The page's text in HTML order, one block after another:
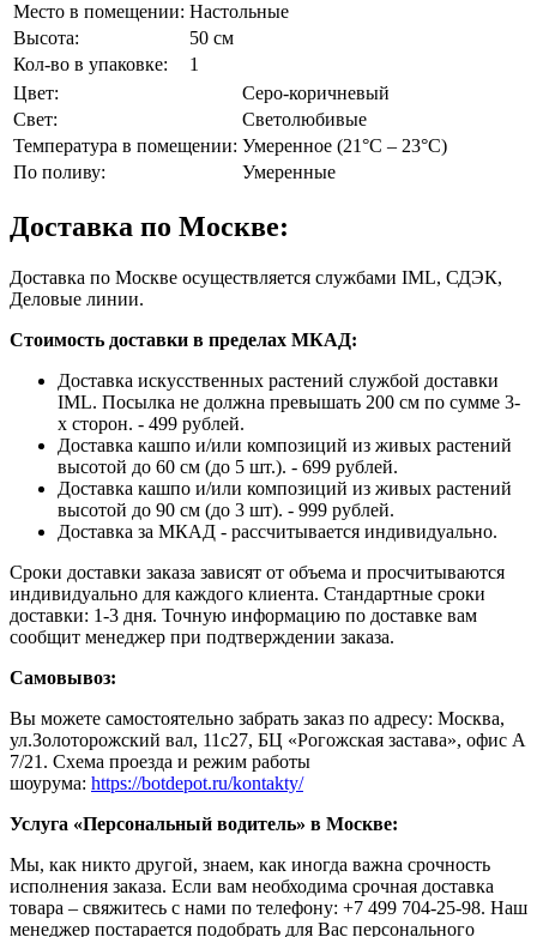
Место в помещении: Настольные
Высота:
50 см
Кол-во в упаковке:
1
Цвет:
Серо-коричневый
Свет:
Светолюбивые
Температура в помещении: Умеренное (21°C – 23°C)
По поливу:
Умеренные
Доставка по Москве:
Доставка по Москве осуществляется службами IML, СДЭК,
Деловые линии.
Стоимость доставки в пределах МКАД:
Доставка искусственных растений службой доставки
IML. Посылка не должна превышать 200 см по сумме 3-
х сторон. - 499 рублей.
Доставка кашпо и/или композиций из живых растений
высотой до 60 см (до 5 шт.). - 699 рублей.
Доставка кашпо и/или композиций из живых растений
высотой до 90 см (до 3 шт). - 999 рублей.
Доставка за МКАД - рассчитывается индивидуально.
Сроки доставки заказа зависят от объема и просчитываются
индивидуально для каждого клиента. Стандартные сроки
доставки: 1-3 дня. Точную информацию по доставке вам
сообщит менеджер при подтверждении заказа.
Самовывоз:
Вы можете самостоятельно забрать заказ по адресу: Москва,
ул.Золоторожский вал, 11с27, БЦ «Рогожская застава», офис А
7/21. Схема проезда и режим работы
шоурума: https://botdepot.ru/kontakty/
Услуга «Персональный водитель» в Москве:
Мы, как никто другой, знаем, как иногда важна срочность
исполнения заказа. Если вам необходима срочная доставка
товара – свяжитесь с нами по телефону: +7 499 704-25-98. Наш
менеджер постарается подобрать для Вас персонального